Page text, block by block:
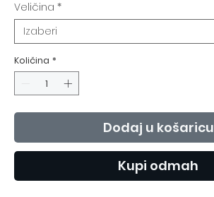
Veličina *
Količina *
Dodaj u košaricu
Kupi odmah